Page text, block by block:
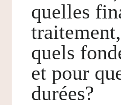
quelles
quels
et pour
durées?